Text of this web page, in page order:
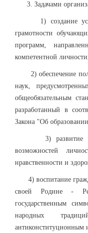
3. Задачами
1) создание
грамотности
программ,
компетентной
2) обеспечение
наук,
общеобязательным
разработанный в
Закона "Об
3) развитие
возможностей
нравственности и
4) воспитание
своей Родине -
государственным
народных
антиконституционным